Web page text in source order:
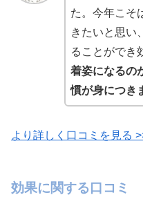
た。今年こそ
きたいと思い
ることができ
着姿になるの
慣が身につき
より詳しく口コミを見る
効果に関する口コミ